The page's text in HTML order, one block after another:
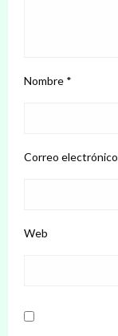
Nombre *
Correo electrónico
Web